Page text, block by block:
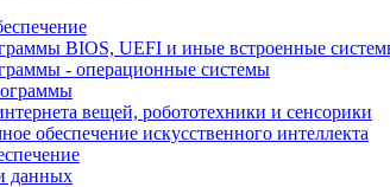
BIOS, UEFI и иные встроенные
- операционные системы
вещей, робототехники и сенсорики
обеспечение искусственного интеллекта
данных